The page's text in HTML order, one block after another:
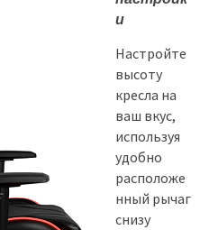
и
Настройте
высоту
кресла на
ваш вкус,
используя
удобно
расположе
нный рычаг
снизу